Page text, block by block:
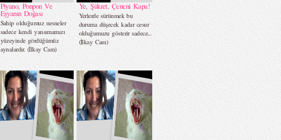
Piyano, Ponpon Ve
Eşyanın Doğası
Sahip olduğumuz nesneler
sadece kendi yansımamızı
yüzeyinde gördüğümüz
aynalardır. (İlkay Cam)
Ye, Şükret, Çeneni Kapa!
Yerlerde sürünmek bu
duruma düşecek kadar cesur
olduğumuzu gösterir sadece...
(İlkay Cam)